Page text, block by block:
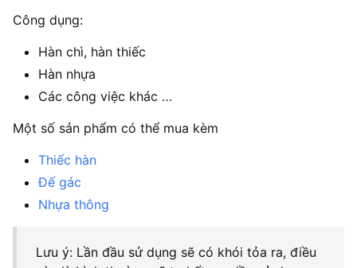
Công dụng:
Hàn chì, hàn thiếc
Hàn nhựa
Các công việc khác …
Một số sản phẩm có thể mua kèm
Thiếc hàn
Đế gác
Nhựa thông
Lưu ý: Lần đầu sử dụng sẽ có khói tỏa ra, điều